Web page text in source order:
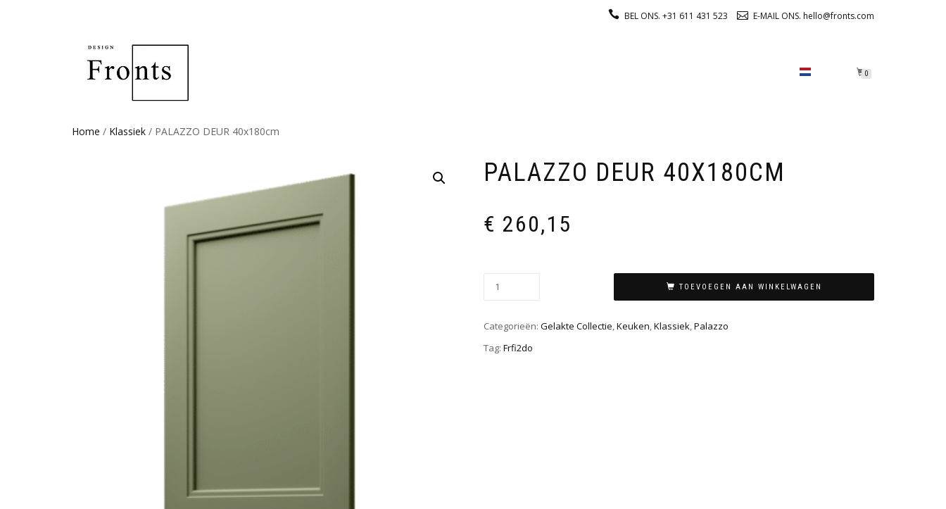
BEL ONS. +31 611 431 523 E-MAIL ONS. hello@fronts.com
0
Home / Klassiek / PALAZZO DEUR 40x180cm
PALAZZO DEUR 40X180CM
€ 260,15
TOEVOEGEN AAN WINKELWAGEN
Categorieën: Gelakte Collectie,Keuken,Klassiek,Palazzo
Tag: Frfi2do